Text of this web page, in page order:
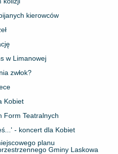
kierowców
w Limanowej
zwłok?
Kobiet
Form Teatralnych
- koncert dla Kobiet
planu
Gminy Laskowa